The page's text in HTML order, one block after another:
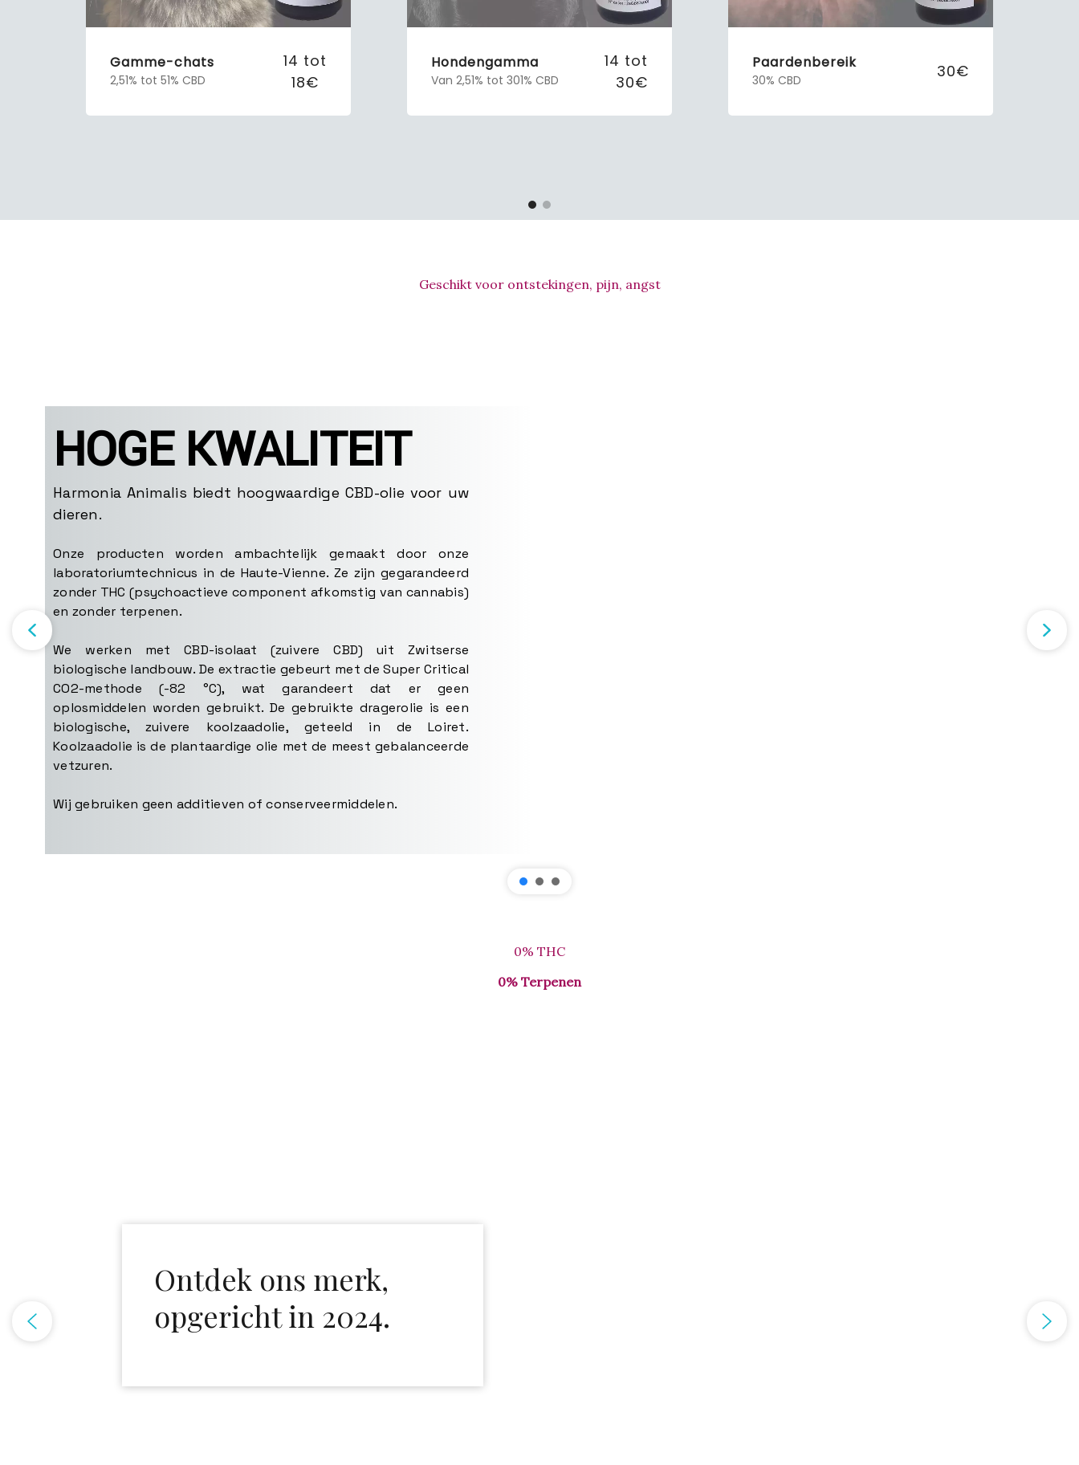
Gamme-chats
2,51% tot 51% CBD
14 tot
18€
Hondengamma
Van 2,51% tot 301% CBD
14 tot
30€
Paardenbereik
30% CBD 30€
Geschikt voor ontstekingen, pijn, angst
HOGE KWALITEIT
Harmonia Animalis biedt hoogwaardige CBD-olie voor uw
dieren.
Onze producten worden ambachtelijk gemaakt door onze
laboratoriumtechnicus in de Haute-Vienne. Ze zijn gegarandeerd
zonder THC (psychoactieve component afkomstig van cannabis)
en zonder terpenen.
We werken met CBD-isolaat (zuivere CBD) uit Zwitserse
biologische landbouw. De extractie gebeurt met de Super Critical
CO2-methode (-82 °C), wat garandeert dat er geen
oplosmiddelen worden gebruikt. De gebruikte dragerolie is een
biologische, zuivere koolzaadolie, geteeld in de Loiret.
Koolzaadolie is de plantaardige olie met de meest gebalanceerde
vetzuren.
Wij gebruiken geen additieven of conserveermiddelen.
0% THC
0% Terpenen
Ontdek ons merk,
opgericht in 2024.